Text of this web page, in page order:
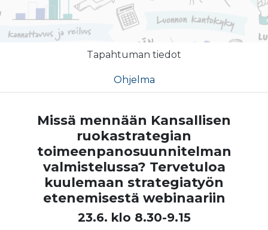
Tapahtuman tiedot
Ohjelma
Missä mennään Kansallisen
ruokastrategian
toimeenpanosuunnitelman
valmistelussa? Tervetuloa
kuulemaan strategiatyön
etenemisestä webinaariin
23.6. klo 8.30-9.15